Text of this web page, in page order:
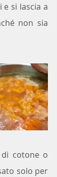
si lascia a
non sia
cotone o
solo per